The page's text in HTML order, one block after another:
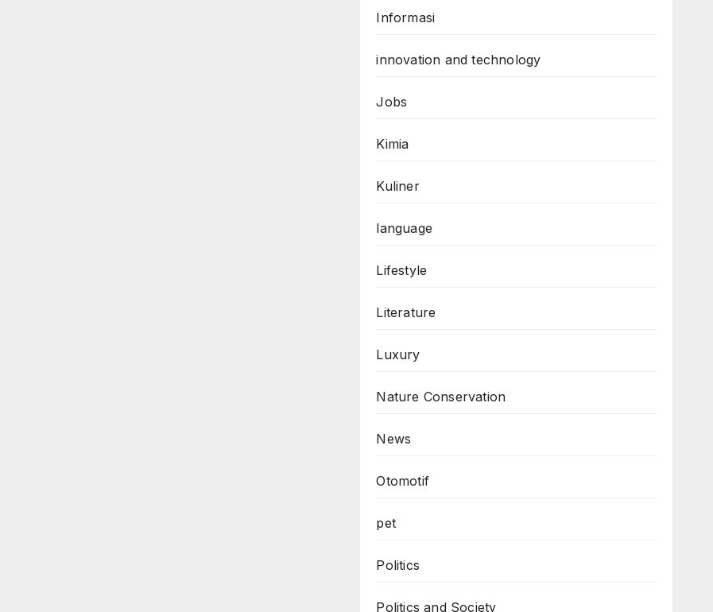
Informasi
innovation and technology
Jobs
Kimia
Kuliner
language
Lifestyle
Literature
Luxury
Nature Conservation
News
Otomotif
pet
Politics
Politics and Society